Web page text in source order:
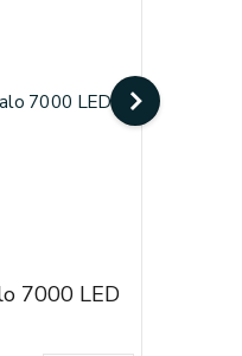
7000 LED